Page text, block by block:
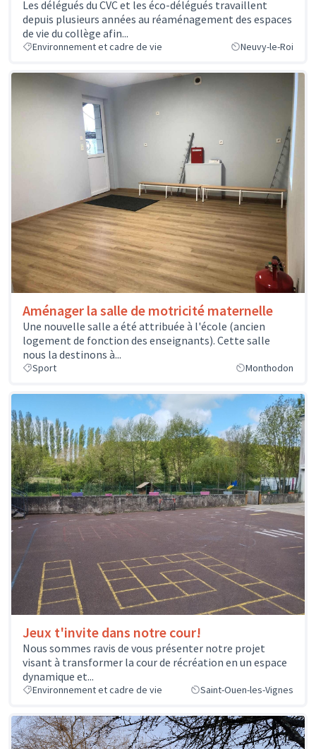
Les délégués du CVC et les éco-délégués travaillent
depuis plusieurs années au réaménagement des espaces
de vie du collège afin...
Environnement et cadre de vie Neuvy-le-Roi
Aménager la salle de motricité maternelle
Une nouvelle salle a été attribuée à l'école (ancien
logement de fonction des enseignants). Cette salle
nous la destinons à...
Sport Monthodon
Jeux t'invite dans notre cour!
Nous sommes ravis de vous présenter notre projet
visant à transformer la cour de récréation en un espace
dynamique et...
Environnement et cadre de vie Saint-Ouen-les-Vignes